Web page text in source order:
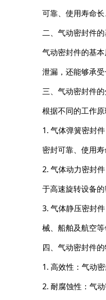
可靠、使用寿命
二、气动密封件
气动密封件的基
泄漏，还能够承
三、气动密封件
根据不同的工作
1. 气体弹簧密封
密封可靠、使用
2. 气体动力密封
于高速旋转设备的
3. 气体静压密封
械、船舶及航空等
四、气动密封件
1. 高效性：气动
2. 耐腐蚀性：气